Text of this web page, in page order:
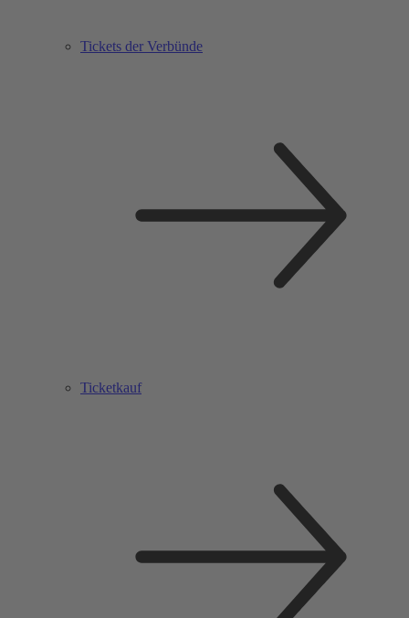
Tickets der Verbünde
Ticketkauf